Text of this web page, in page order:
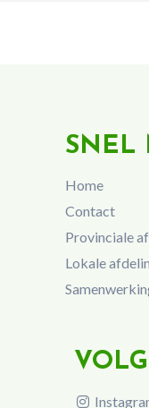
SNEL
Home
Contact
Provinciale
Lokale